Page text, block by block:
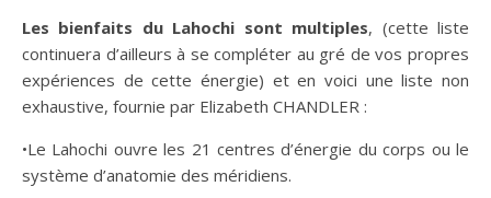
Les bienfaits du Lahochi sont multiples, (cette liste
continuera d’ailleurs à se compléter au gré de vos propres
expériences de cette énergie) et en voici une liste non
exhaustive, fournie par Elizabeth CHANDLER :
•Le Lahochi ouvre les 21 centres d’énergie du corps ou le
système d’anatomie des méridiens.